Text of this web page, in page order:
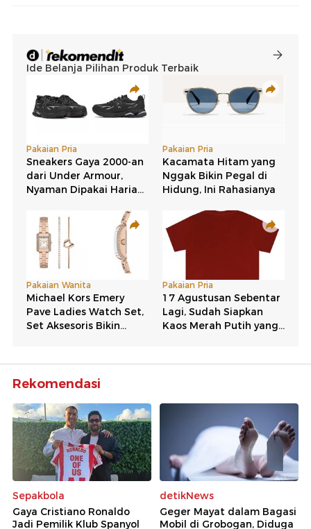
Rekomendasi
Sepakbola
Gaya Cristiano Ronaldo
Jadi Pemilik Klub Spanyol
detikNews
Geger Mayat dalam Bagasi
Mobil di Grobogan, Diduga